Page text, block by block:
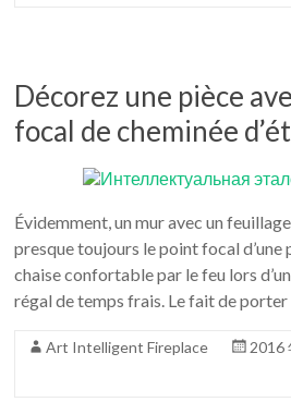
d'accueil
de
conception
l'art
du
bioéthanol
Décorez une pièce
focal de cheminée
Évidemment, un mur avec un
presque toujours le point focal d’une
chaise confortable par le feu lors
régal de temps frais. Le fait de
Art Intelligent Fireplace 2016